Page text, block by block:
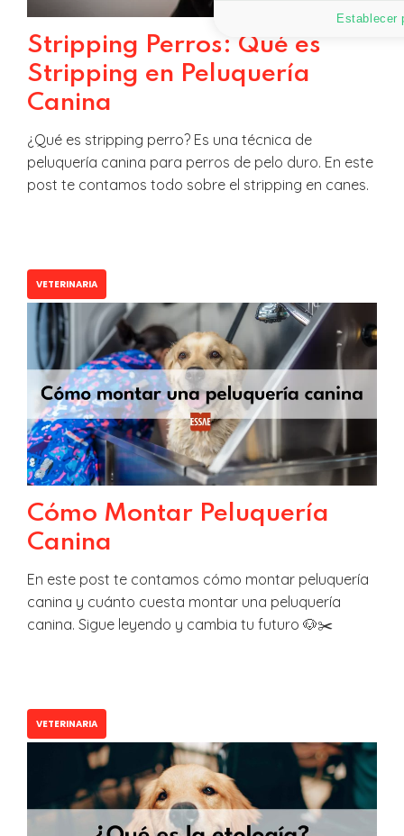
Stripping Perros: Qué es
Stripping en Peluquería
Canina
¿Qué es stripping perro? Es una técnica de
peluquería canina para perros de pelo duro. En este
post te contamos todo sobre el stripping en canes.
VETERINARIA
Cómo Montar Peluquería
Canina
En este post te contamos cómo montar peluquería
canina y cuánto cuesta montar una peluquería
canina. Sigue leyendo y cambia tu futuro 🐶✂️
VETERINARIA
Establecer